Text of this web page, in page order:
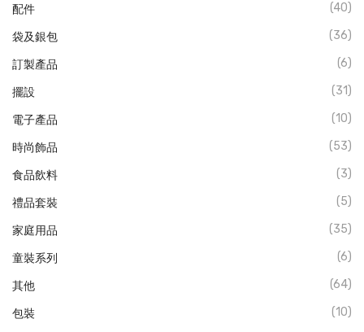
配件 (40)
袋及銀包 (36)
訂製產品 (6)
擺設 (31)
電子產品 (10)
時尚飾品 (53)
食品飲料 (3)
禮品套裝 (5)
家庭用品 (35)
童裝系列 (6)
其他 (64)
包裝 (10)